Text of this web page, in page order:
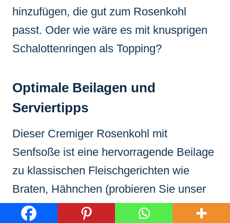
hinzufügen, die gut zum Rosenkohl
passt. Oder wie wäre es mit knusprigen
Schalottenringen als Topping?
Optimale Beilagen und
Serviertipps
Dieser Cremiger Rosenkohl mit
Senfsoße ist eine hervorragende Beilage
zu klassischen Fleischgerichten wie
Braten, Hähnchen (probieren Sie unser
knuspriges Brathähnchen!) oder